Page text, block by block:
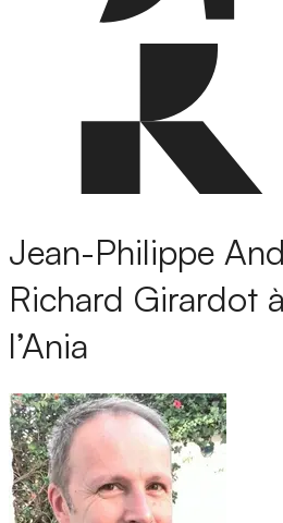
Jean-Philippe
Richard Girardot
l’Ania